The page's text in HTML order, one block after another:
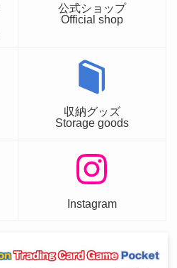
公式ショップ
Official shop
収納グッズ
Storage goods
Instagram